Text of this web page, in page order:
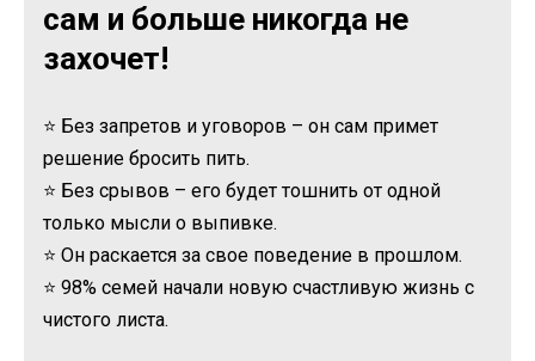
сам и больше никогда не
захочет!
⭐ Без запретов и уговоров – он сам примет
решение бросить пить.
⭐ Без срывов – его будет тошнить от одной
только мысли о выпивке.
⭐ Он раскается за свое поведение в прошлом.
⭐ 98% семей начали новую счастливую жизнь с
чистого листа.